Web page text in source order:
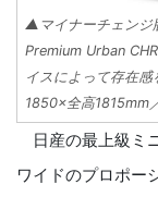
▲マイナーチェンジ
Premium Urban
イスによって存在
1850×全高1815mm
日産の最上級ミ
ワイドのプロポー